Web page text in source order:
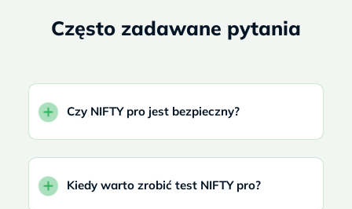
Często zadawane pytania
Czy NIFTY pro jest bezpieczny?
Kiedy warto zrobić test NIFTY pro?